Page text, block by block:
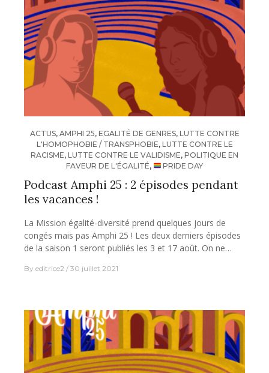
ACTUS, AMPHI 25, EGALITÉ DE GENRES, LUTTE CONTRE
L'HOMOPHOBIE / TRANSPHOBIE, LUTTE CONTRE LE
RACISME, LUTTE CONTRE LE VALIDISME, POLITIQUE EN
FAVEUR DE L'ÉGALITÉ, PRIDE DAY
Podcast Amphi 25 : 2 épisodes pendant
les vacances !
La Mission égalité-diversité prend quelques jours de
congés mais pas Amphi 25 ! Les deux derniers épisodes
de la saison 1 seront publiés les 3 et 17 août. On ne…
By editrice2 30 juillet 2021